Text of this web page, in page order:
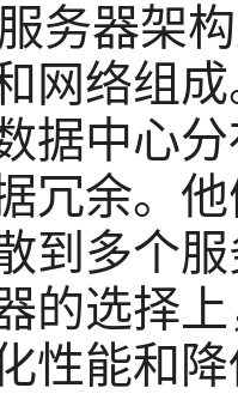
务器架
网络组
据中心
冗余。
到多个
的选择
性能和